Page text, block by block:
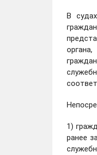
В
1)
ранее